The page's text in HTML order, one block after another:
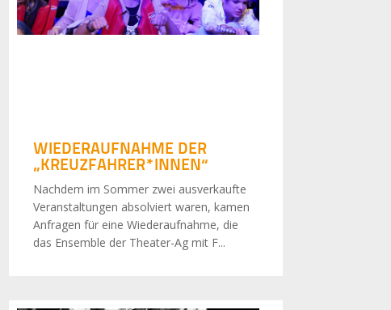
WIEDERAUFNAHME DER
„KREUZFAHRER*INNEN“
Nachdem im Sommer zwei ausverkaufte
Veranstaltungen absolviert waren, kamen
Anfragen für eine Wiederaufnahme, die
das Ensemble der Theater-Ag mit F...